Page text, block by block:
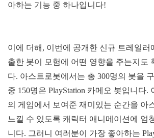
아하는 기능 중 하나입니다!
이에 더해, 이번에 공개한 신규 트레일러
출한 봇이 모험에 어떤 영향을 주는지도
다. 아스트로봇에서는 총 300명의 봇을
중 150명은 PlayStation 카메오 봇입니다.
의 게임에서 보여준 재미있는 순간을 아
느낄 수 있도록 캐릭터 애니메이션에 엄
니다. 그러니 여러분이 가장 좋아하는